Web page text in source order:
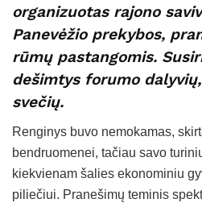
organizuotas rajono
Panevėžio prekybos,
rūmų pastangomis.
dešimtys forumo
svečių.
Renginys buvo nemokamas,
bendruomenei, tačiau savo
kiekvienam šalies ekonominiu
piliečiui. Pranešimų teminis